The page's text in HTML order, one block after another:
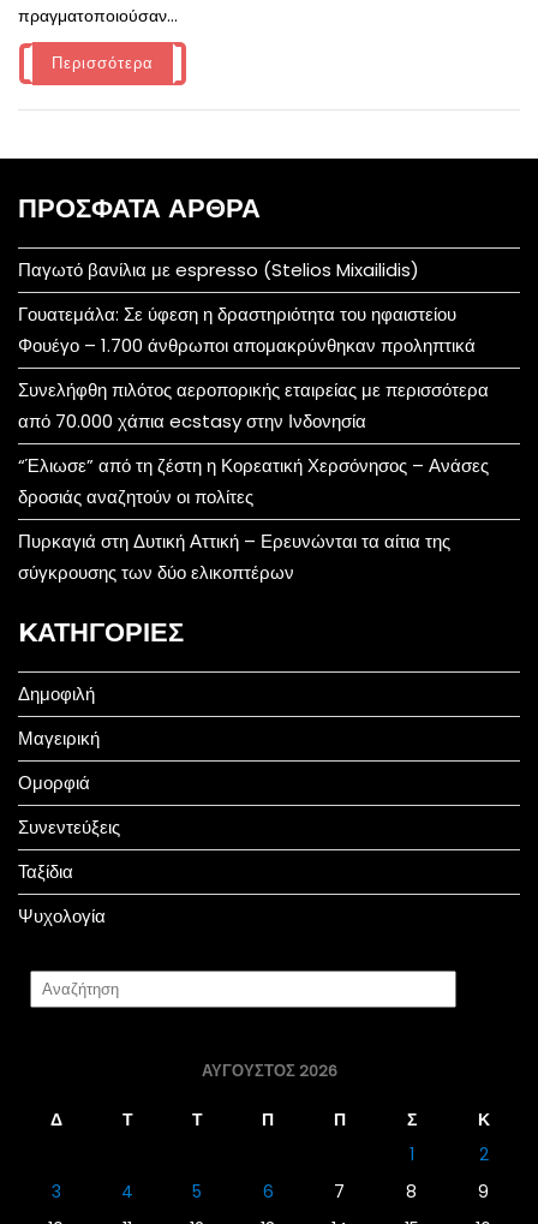
πραγματοποιούσαν...
Περισσότερα
ΠΡΌΣΦΑΤΑ ΆΡΘΡΑ
Παγωτό βανίλια με espresso (Stelios Mixailidis)
Γουατεμάλα: Σε ύφεση η δραστηριότητα του ηφαιστείου
Φουέγο – 1.700 άνθρωποι απομακρύνθηκαν προληπτικά
Συνελήφθη πιλότος αεροπορικής εταιρείας με περισσότερα
από 70.000 χάπια ecstasy στην Ινδονησία
“Έλιωσε” από τη ζέστη η Κορεατική Χερσόνησος – Ανάσες
δροσιάς αναζητούν οι πολίτες
Πυρκαγιά στη Δυτική Αττική – Ερευνώνται τα αίτια της
σύγκρουσης των δύο ελικοπτέρων
KΑΤΗΓΟΡΊΕΣ
Δημοφιλή
Μαγειρική
Ομορφιά
Συνεντεύξεις
Ταξίδια
Ψυχολογία
ΑΎΓΟΥΣΤΟΣ 2026
Δ Τ Τ Π Π Σ
Κ
1
2
3
4 5 6 7 8
9